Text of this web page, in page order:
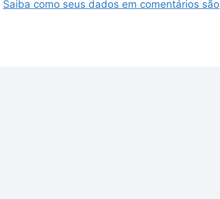
Saiba como seus dados em comentários são